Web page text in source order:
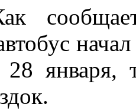
28 января,